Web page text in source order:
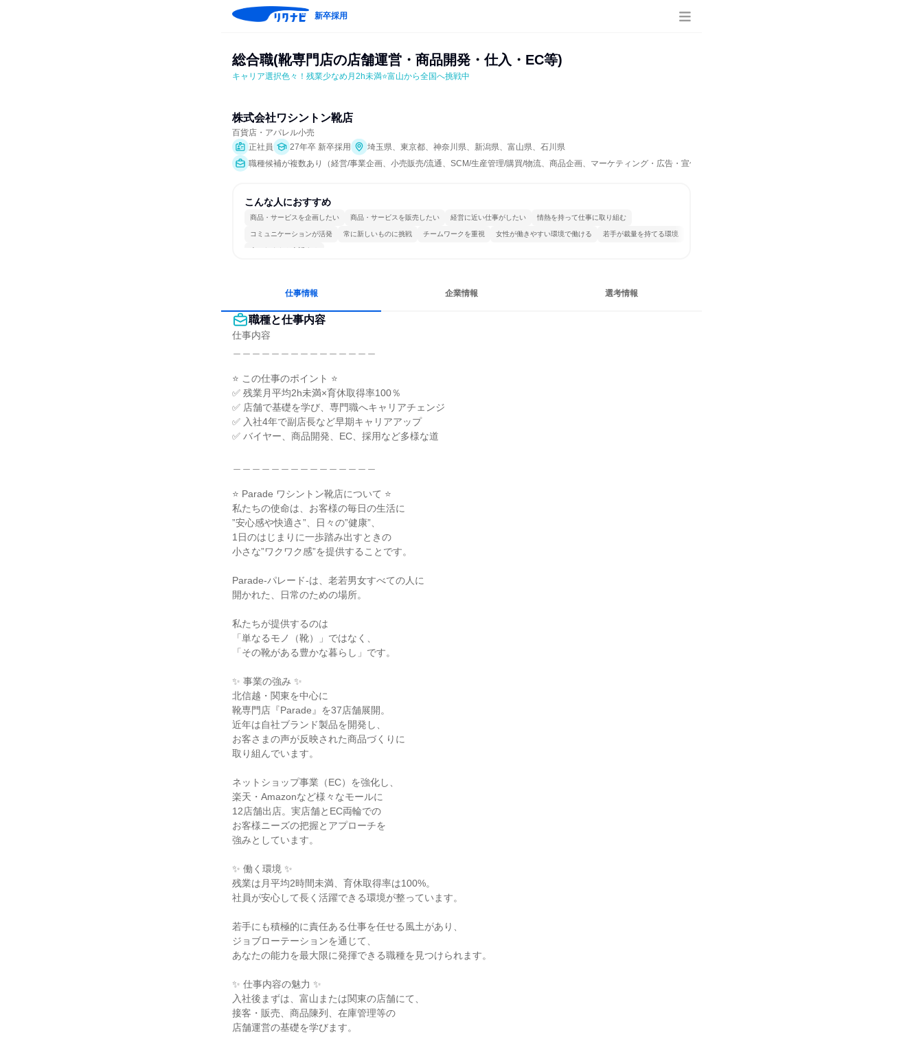
新卒採用
総合職(靴専門店の店舗運営・商品開発・仕入・EC等)
キャリア選択色々！残業少なめ月2h未満⭐富山から全国へ挑戦中
株式会社ワシントン靴店
百貨店・アパレル小売
正社員
27年卒 新卒採用
埼玉県、東京都、神奈川県、新潟県、富山県、石川県
職種候補が複数あり（経営/事業企画、小売販売/流通、SCM/生産管理/購買/物流、商品企画、マーケティング・広告・宣伝）
こんな人におすすめ
商品・サービスを企画したい 商品・サービスを販売したい 経営に近い仕事がしたい 情熱を持って仕事に取り組む
コミュニケーションが活発 常に新しいものに挑戦 チームワークを重視 女性が働きやすい環境で働ける 若手が裁量を持てる環境
人とたくさん会話する
仕事情報 企業情報 選考情報
職種と仕事内容
仕事内容
⭐ この仕事のポイント ⭐
✅ 残業月平均2h未満×育休取得率100％
✅ 店舗で基礎を学び、専門職へキャリアチェンジ
✅ 入社4年で副店長など早期キャリアアップ
✅ バイヤー、商品開発、EC、採用など多様な道
⭐ Parade ワシントン靴店について ⭐
私たちの使命は、お客様の毎日の生活に
”安心感や快適さ”、日々の”健康”、
1日のはじまりに一歩踏み出すときの
小さな”ワクワク感”を提供することです。
Parade-パレード-は、老若男女すべての人に
開かれた、日常のための場所。
私たちが提供するのは
「単なるモノ（靴）」ではなく、
「その靴がある豊かな暮らし」です。
✨ 事業の強み ✨
北信越・関東を中心に
靴専門店『Parade』を37店舗展開。
近年は自社ブランド製品を開発し、
お客さまの声が反映された商品づくりに
取り組んでいます。
ネットショップ事業（EC）を強化し、
楽天・Amazonなど様々なモールに
12店舗出店。実店舗とEC両輪での
お客様ニーズの把握とアプローチを
強みとしています。
✨ 働く環境 ✨
残業は月平均2時間未満、育休取得率は100%。
社員が安心して長く活躍できる環境が整っています。
若手にも積極的に責任ある仕事を任せる風土があり、
ジョブローテーションを通じて、
あなたの能力を最大限に発揮できる職種を見つけられます。
✨ 仕事内容の魅力 ✨
入社後まずは、富山または関東の店舗にて、
接客・販売、商品陳列、在庫管理等の
店舗運営の基礎を学びます。